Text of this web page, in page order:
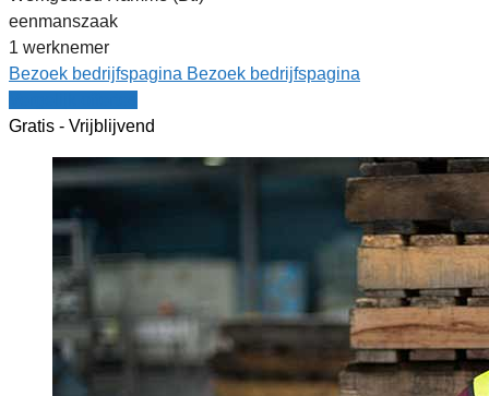
eenmanszaak
1 werknemer
Bezoek bedrijfspagina Bezoek bedrijfspagina
Gratis - Vrijblijvend